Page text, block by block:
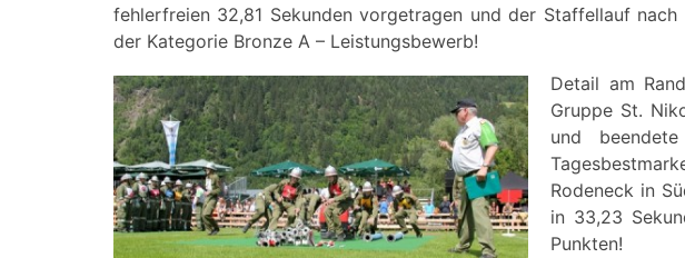
fehlerfreien 32,81 Sekunden vorgetragen und der Staffellauf
der Kategorie Bronze A – Leistungsbewerb!
Detail am
Gruppe St.
und
Rodeneck in
in 33,23
Punkten!